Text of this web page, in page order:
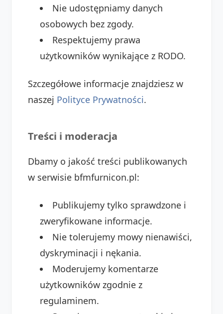
Nie udostępniamy danych
osobowych bez zgody.
Respektujemy prawa
użytkowników wynikające z RODO.
Szczegółowe informacje znajdziesz w
naszej Polityce Prywatności.
Treści i moderacja
Dbamy o jakość treści publikowanych
w serwisie bfmfurnicon.pl:
Publikujemy tylko sprawdzone i
zweryfikowane informacje.
Nie tolerujemy mowy nienawiści,
dyskryminacji i nękania.
Moderujemy komentarze
użytkowników zgodnie z
regulaminem.